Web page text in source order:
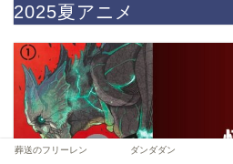
2025夏アニメ
葬送のフリーレン ダンダダン